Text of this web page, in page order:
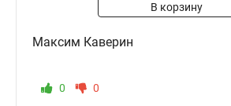
В корзину
Максим Каверин
0 0